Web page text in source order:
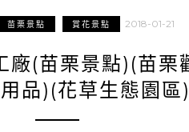
苗栗景點 賞花景點 2018-01-21
廠(苗栗景點)(苗栗
品)(花草生態園區)